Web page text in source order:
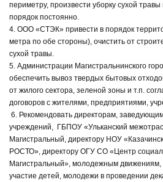
периметру, произвести уборку сухой
порядок постоянно.
4. ООО «СТЭК» привести в порядок
метра по обе стороны), очистить от
сухой травы.
5. Администрации Магистральнинского
обеспечить вывоз твердых бытовых
от жилого сектора, зеленой зоны и т.п.
договоров с жителями, предприятиями,
6. Рекомендовать директорам,
учреждений, ГБПОУ «Ульканский
Магистральный, директору НОУ
РОСТО», директору ОГУ СО «Центр
Магистральный», молодежным движениям,
участие детей, молодежи в проведении